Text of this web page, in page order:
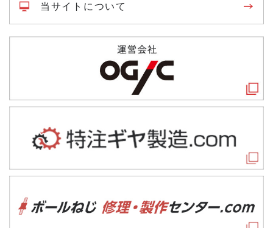
当サイトについて